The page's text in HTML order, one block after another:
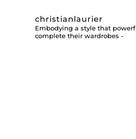
christianlaurier
Embodying a style that
complete their wardrobes -